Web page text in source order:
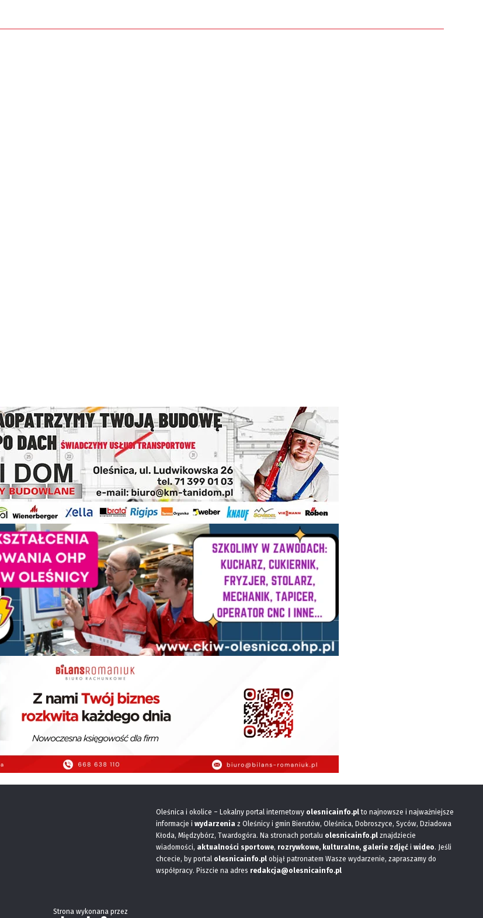
Oleśnica i okolice – Lokalny portal internetowy olesnicainfo.plto najnowsze i najważniejsze
informacje i wydarzenia z Oleśnicy i gmin Bierutów, Oleśnica, Dobroszyce, Syców, Dziadowa
Kłoda, Międzybórz, Twardogóra. Na stronach portalu olesnicainfo.pl znajdziecie
wiadomości, aktualności sportowe, rozrywkowe, kulturalne, galerie zdjęć i wideo. Jeśli
chcecie, by portal olesnicainfo.pl objął patronatem Wasze wydarzenie, zapraszamy do
współpracy. Piszcie na adres redakcja@olesnicainfo.pl
Strona wykonana przez